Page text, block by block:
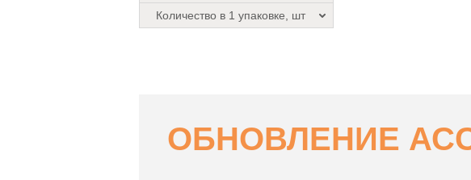
Количество в 1 упаковке, шт
ОБНОВЛЕНИЕ